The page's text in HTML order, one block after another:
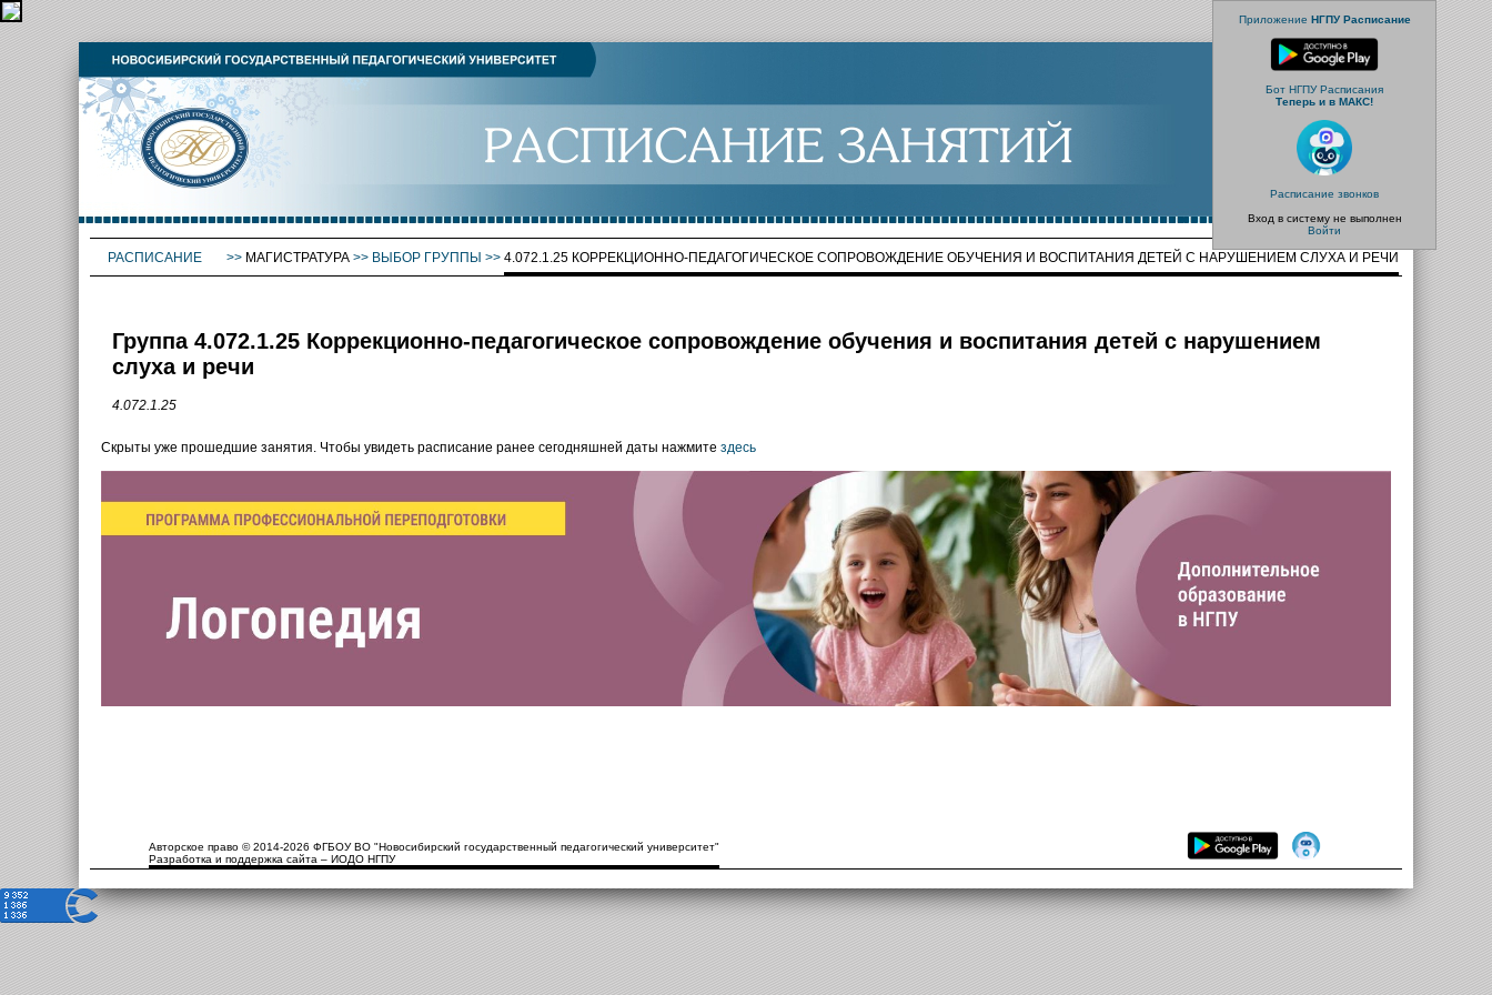
Приложение НГПУ Расписание
Бот НГПУ Расписания
Теперь и в МАКС!
Расписание звонков
Вход в систему не выполнен
Войти
РАСПИСАНИЕ >> МАГИСТРАТУРА >> ВЫБОР ГРУППЫ >> 4.072.1.25 КОРРЕКЦИОННО-ПЕДАГОГИЧЕСКОЕ СОПРОВОЖДЕНИЕ ОБУЧЕНИЯ И ВОСПИТАНИЯ ДЕТЕЙ С НАРУШЕНИЕМ СЛУХА И РЕЧИ
Группа 4.072.1.25 Коррекционно-педагогическое сопровождение обучения и воспитания детей с нарушением
слуха и речи
4.072.1.25
Скрыты уже прошедшие занятия. Чтобы увидеть расписание ранее сегодняшней даты нажмите здесь
Авторское право © 2014-2026 ФГБОУ ВО "Новосибирский государственный педагогический университет"
Разработка и поддержка сайта – ИОДО НГПУ